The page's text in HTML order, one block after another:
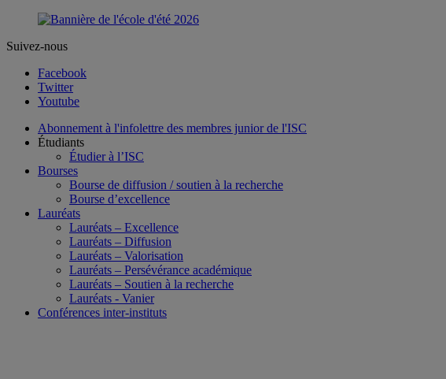
Suivez-nous
Facebook
Twitter
Youtube
Abonnement à l'infolettre des membres junior de l'ISC
Étudiants
Étudier à l’ISC
Bourses
Bourse de diffusion / soutien à la recherche
Bourse d’excellence
Lauréats
Lauréats – Excellence
Lauréats – Diffusion
Lauréats – Valorisation
Lauréats – Persévérance académique
Lauréats – Soutien à la recherche
Lauréats - Vanier
Conférences inter-instituts